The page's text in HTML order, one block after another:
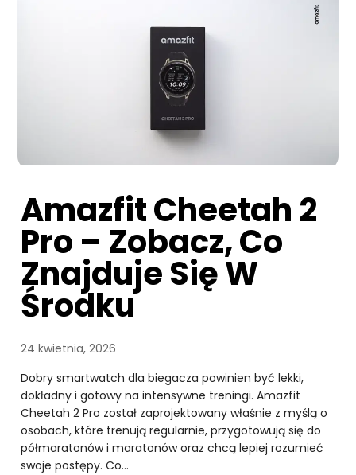
Amazfit Cheetah 2
Pro – Zobacz, Co
Znajduje Się W
Środku
24 kwietnia, 2026
Dobry smartwatch dla biegacza powinien być lekki,
dokładny i gotowy na intensywne treningi. Amazfit
Cheetah 2 Pro został zaprojektowany właśnie z myślą o
osobach, które trenują regularnie, przygotowują się do
półmaratonów i maratonów oraz chcą lepiej rozumieć
swoje postępy. Co…